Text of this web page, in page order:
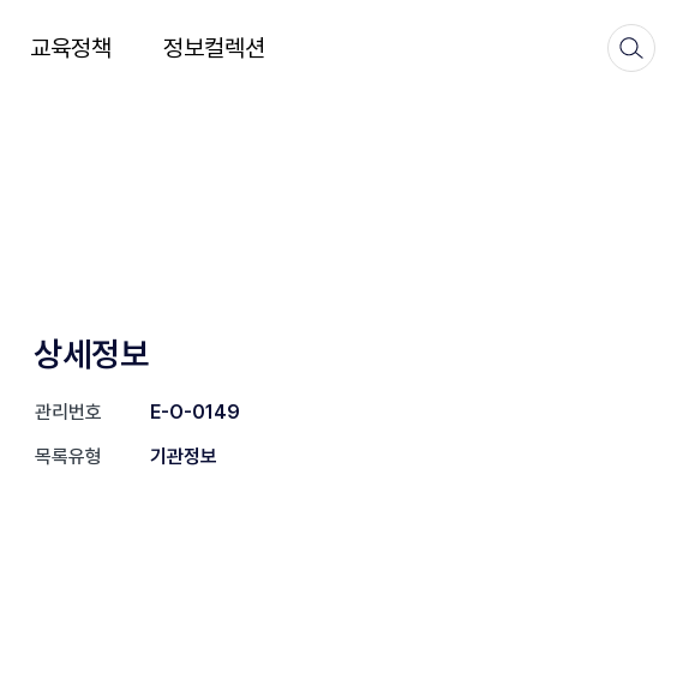
교육정책 정보컬렉션
상세정보
관리번호
E-O-0149
목록유형
기관정보